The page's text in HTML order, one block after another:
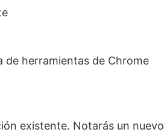
de herramientas de Chrome
existente. Notarás un nuevo